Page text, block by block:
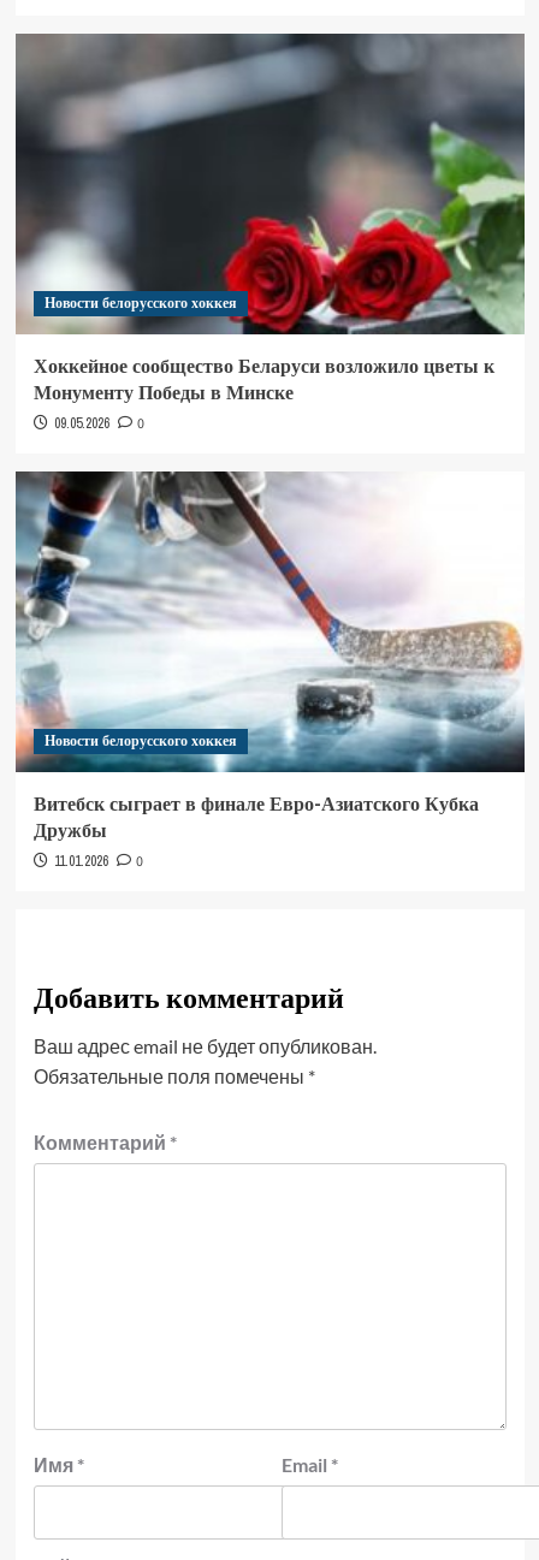
Новости белорусского хоккея
Хоккейное сообщество Беларуси возложило цветы к
Монументу Победы в Минске
09.05.2026 0
Новости белорусского хоккея
Витебск сыграет в финале Евро-Азиатского Кубка
Дружбы
11.01.2026 0
Добавить комментарий
Ваш адрес email не будет опубликован.
Обязательные поля помечены *
Комментарий *
Имя * Email *